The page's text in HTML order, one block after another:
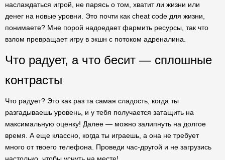
наслаждаться игрой, не парясь о том, хватит ли жизни или
денег на новые уровни. Это почти как cheat code для жизни,
понимаете? Мне порой надоедает фармить ресурсы, так что
взлом превращает игру в экшн с потоком адреналина.
Что радует, а что бесит — сплошные
контрасты
Что радует? Это как раз та самая сладость, когда ты
разгадываешь уровень, и у тебя получается затащить на
максимальную оценку! Далее — можно залипнуть на долгое
время. А еще классно, когда ты играешь, а она не требует
много от твоего телефона. Проведи час-другой и не загрузись